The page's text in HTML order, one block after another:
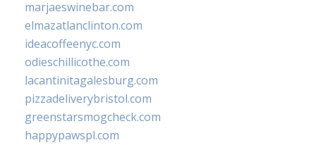
marjaeswinebar.com
elmazatlanclinton.com
ideacoffeenyc.com
odieschillicothe.com
lacantinitagalesburg.com
pizzadeliverybristol.com
greenstarsmogcheck.com
happypawspl.com